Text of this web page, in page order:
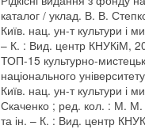
каталог / уклад. В. В.
Київ. нац. ун-т культури і
– К. : Вид. центр КНУКіМ,
ТОП-15 культурно-
національного
Київ. нац. ун-т культури і
Скаченко ; ред. кол. : М.
та ін. – К. : Вид. центр